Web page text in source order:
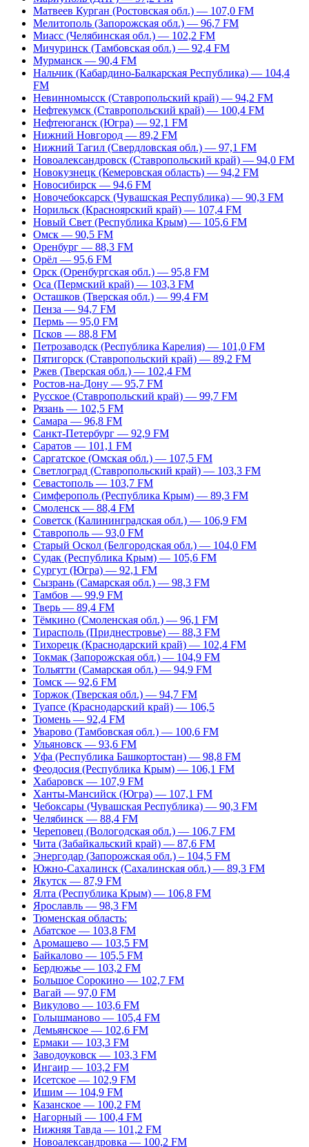
Матвеев Курган (Ростовская обл.) — 107,0 FM
Мелитополь (Запорожская обл.) — 96,7 FM
Миасс (Челябинская обл.) — 102,2 FM
Мичуринск (Тамбовская обл.) — 92,4 FM
Мурманск — 90,4 FM
Нальчик (Кабардино-Балкарская Республика) — 104,4
FM
Невинномысск (Ставропольский край) — 94,2 FM
Нефтекумск (Ставропольский край) — 100,4 FM
Нефтеюганск (Югра) — 92,1 FM
Нижний Новгород — 89,2 FM
Нижний Тагил (Свердловская обл.) — 97,1 FM
Новоалександровск (Ставропольский край) — 94,0 FM
Новокузнецк (Кемеровская область) — 94,2 FM
Новосибирск — 94,6 FM
Новочебоксарск (Чувашская Республика) — 90,3 FM
Норильск (Красноярский край) — 107,4 FM
Новый Свет (Республика Крым) — 105,6 FM
Омск — 90,5 FM
Оренбург — 88,3 FM
Орёл — 95,6 FM
Орск (Оренбургская обл.) — 95,8 FM
Оса (Пермский край) — 103,3 FM
Осташков (Тверская обл.) — 99,4 FM
Пенза — 94,7 FM
Пермь — 95,0 FM
Псков — 88,8 FM
Петрозаводск (Республика Карелия) — 101,0 FM
Пятигорск (Ставропольский край) — 89,2 FM
Ржев (Тверская обл.) — 102,4 FM
Ростов-на-Дону — 95,7 FM
Русское (Ставропольский край) — 99,7 FM
Рязань — 102,5 FM
Самара — 96,8 FM
Санкт-Петербург — 92,9 FM
Саратов — 101,1 FM
Саргатское (Омская обл.) — 107,5 FM
Светлоград (Ставропольский край) — 103,3 FM
Севастополь — 103,7 FM
Симферополь (Республика Крым) — 89,3 FM
Смоленск — 88,4 FM
Советск (Калининградская обл.) — 106,9 FM
Ставрополь — 93,0 FM
Старый Оскол (Белгородская обл.) — 104,0 FM
Судак (Республика Крым) — 105,6 FM
Сургут (Югра) — 92,1 FM
Сызрань (Самарская обл.) — 98,3 FM
Тамбов — 99,9 FM
Тверь — 89,4 FM
Тёмкино (Смоленская обл.) — 96,1 FM
Тирасполь (Приднестровье) — 88,3 FM
Тихорецк (Краснодарский край) — 102,4 FM
Токмак (Запорожская обл.) — 104,9 FM
Тольятти (Самарская обл.) — 94,9 FM
Томск — 92,6 FM
Торжок (Тверская обл.) — 94,7 FM
Туапсе (Краснодарский край) — 106,5
Тюмень — 92,4 FM
Уварово (Тамбовская обл.) — 100,6 FM
Ульяновск — 93,6 FM
Уфа (Республика Башкортостан) — 98,8 FM
Феодосия (Республика Крым) — 106,1 FM
Хабаровск — 107,9 FM
Ханты-Мансийск (Югра) — 107,1 FM
Чебоксары (Чувашская Республика) — 90,3 FM
Челябинск — 88,4 FM
Череповец (Вологодская обл.) — 106,7 FM
Чита (Забайкальский край) — 87,6 FM
Энергодар (Запорожская обл.) – 104,5 FM
Южно-Сахалинск (Сахалинская обл.) — 89,3 FM
Якутск — 87,9 FM
Ялта (Республика Крым) — 106,8 FM
Ярославль — 98,3 FM
Тюменская область:
Абатское — 103,8 FM
Аромашево — 103,5 FM
Байкалово — 105,5 FM
Бердюжье — 103,2 FM
Большое Сорокино — 102,7 FM
Вагай — 97,0 FM
Викулово — 103,6 FM
Голышманово — 105,4 FM
Демьянское — 102,6 FM
Ермаки — 103,3 FM
Заводоуковск — 103,3 FM
Ингаир — 103,2 FM
Исетское — 102,9 FM
Ишим — 104,9 FM
Казанское — 100,2 FM
Нагорный — 100,4 FM
Нижняя Тавда — 101,2 FM
Новоалександровка — 100,2 FM